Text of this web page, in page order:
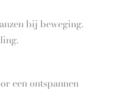
bij beweging.
een ontspannen